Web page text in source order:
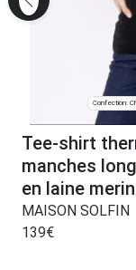
Confection:
Tee-shirt
manches
en laine
MAISON SOLFIN
139€